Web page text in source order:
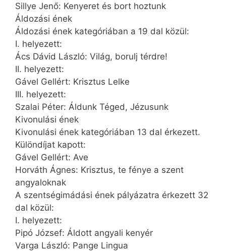
Sillye Jenő: Kenyeret és bort hoztunk
Áldozási ének
Áldozási ének kategóriában a 19 dal közül:
I. helyezett:
Ács Dávid László: Világ, borulj térdre!
II. helyezett:
Gável Gellért: Krisztus Lelke
III. helyezett:
Szalai Péter: Áldunk Téged, Jézusunk
Kivonulási ének
Kivonulási ének kategóriában 13 dal érkezett.
Különdíjat kapott:
Gável Gellért: Ave
Horváth Ágnes: Krisztus, te fénye a szent
angyaloknak
A szentségimádási ének pályázatra érkezett 32
dal közül:
I. helyezett:
Pipó József: Áldott angyali kenyér
Varga László: Pange Lingua